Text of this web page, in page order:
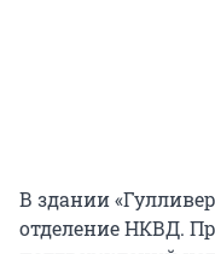
В здании
отделение НКВД.